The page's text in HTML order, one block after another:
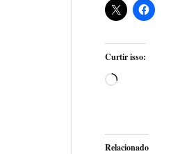
Curtir isso:
Relacionado